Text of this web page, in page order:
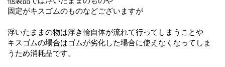
固定がキスゴムのものなどございますが
浮いたままの物は浮き輪自体が流れて行ってしまうことや
キスゴムの場合はゴムが劣化した場合に使えなくなってしま
うため消耗品です。